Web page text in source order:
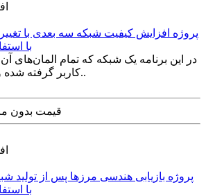
پروژه افزایش کیفیت شبکه سه بعدی با
با
در این برنامه یک شبکه که تمام المان‌های
کاربر گرفته شده و از نظر دلانی بودن ب..
قیمت بدون مالیات: